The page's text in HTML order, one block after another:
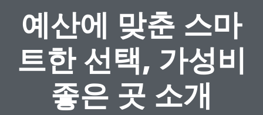
예산에 맞춘 스마
트한 선택, 가성비
좋은 곳 소개